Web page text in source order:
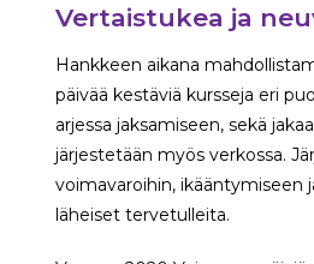
Vertaistukea ja
Hankkeen aikana
päivää kestäviä kursseja eri
arjessa jaksamiseen, sekä
järjestetään myös verkossa.
voimavaroihin, ikääntymiseen
läheiset tervetulleita.